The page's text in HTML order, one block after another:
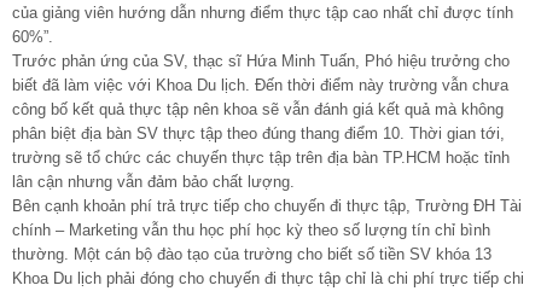
của giảng viên hướng dẫn nhưng điểm thực tập cao nhất chỉ được tính
60%”.
Trước phản ứng của SV, thạc sĩ Hứa Minh Tuấn, Phó hiệu trưởng cho
biết đã làm việc với Khoa Du lịch. Đến thời điểm này trường vẫn chưa
công bố kết quả thực tập nên khoa sẽ vẫn đánh giá kết quả mà không
phân biệt địa bàn SV thực tập theo đúng thang điểm 10. Thời gian tới,
trường sẽ tổ chức các chuyến thực tập trên địa bàn TP.HCM hoặc tỉnh
lân cận nhưng vẫn đảm bảo chất lượng.
Bên cạnh khoản phí trả trực tiếp cho chuyến đi thực tập, Trường ĐH Tài
chính – Marketing vẫn thu học phí học kỳ theo số lượng tín chỉ bình
thường. Một cán bộ đào tạo của trường cho biết số tiền SV khóa 13
Khoa Du lịch phải đóng cho chuyến đi thực tập chỉ là chi phí trực tiếp chi